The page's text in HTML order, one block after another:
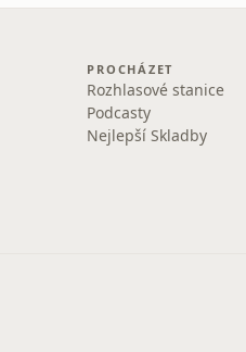
PROCHÁZET
Rozhlasové stanice
Podcasty
Nejlepší Skladby